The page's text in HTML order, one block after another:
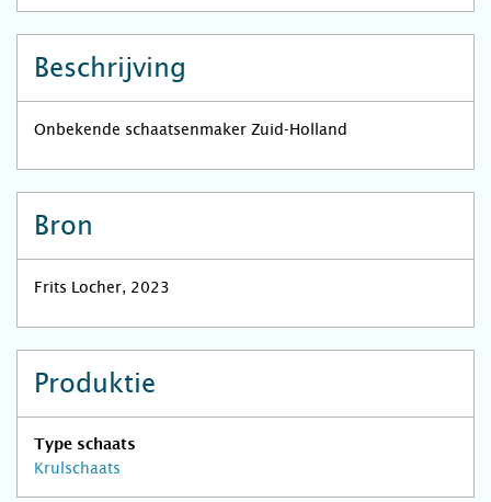
Beschrijving
Onbekende schaatsenmaker Zuid-Holland
Bron
Frits Locher, 2023
Produktie
Type schaats
Krulschaats